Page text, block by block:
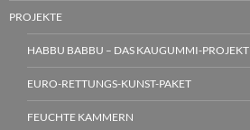
PROJEKTE
HABBU BABBU – DAS KAUGUMMI-PROJEKT
EURO-RETTUNGS-KUNST-PAKET
FEUCHTE KAMMERN